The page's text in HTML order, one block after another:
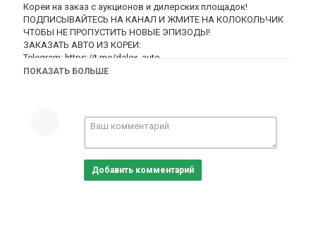
Кореи на заказ с аукционов и дилерских площадок!
ПОДПИСЫВАЙТЕСЬ НА КАНАЛ И ЖМИТЕ НА КОЛОКОЛЬЧИК
ЧТОБЫ НЕ ПРОПУСТИТЬ НОВЫЕ ЭПИЗОДЫ!
ЗАКАЗАТЬ АВТО ИЗ КОРЕИ:
Telegram: https://t.me/dalex_auto
(мои мысли, размышления - рабочие моменты в сфере АВТО
INSTA: DALEXAUTO
https://www.instagram.com/dalexauto/
ПОКАЗАТЬ БОЛЬШЕ
Добавить комментарий